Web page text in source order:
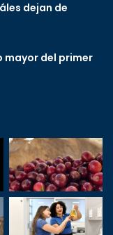
dejan de
mayor del primer